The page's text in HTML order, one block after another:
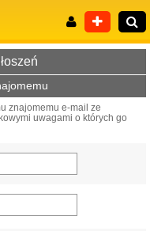
znajomemu e-mail ze
uwagami o których go